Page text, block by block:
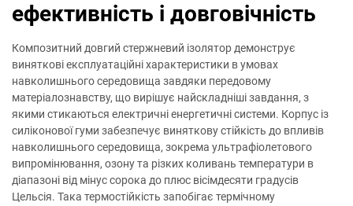
ефективність і довговічність
Композитний довгий стержневий ізолятор демонструє
виняткові експлуатаційні характеристики в умовах
навколишнього середовища завдяки передовому
матеріалознавству, що вирішує найскладніші завдання, з
якими стикаються електричні енергетичні системи. Корпус із
силіконової гуми забезпечує виняткову стійкість до впливів
навколишнього середовища, зокрема ультрафіолетового
випромінювання, озону та різких коливань температури в
діапазоні від мінус сорока до плюс вісімдесяти градусів
Цельсія. Така термостійкість запобігає термічному